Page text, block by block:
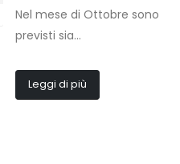
Nel mese di Ottobre sono
previsti sia...
Leggi di più